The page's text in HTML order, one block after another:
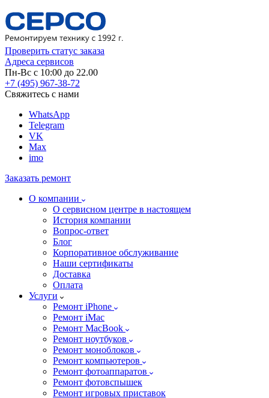
Проверить статус заказа
Адреса сервисов
Пн-Вс с 10:00 до 22.00
+7 (495) 967-38-72
Свяжитесь с нами
WhatsApp
Telegram
VK
Max
imo
Заказать ремонт
О компании
О сервисном центре в настоящем
История компании
Вопрос-ответ
Блог
Корпоративное обслуживание
Наши сертификаты
Доставка
Оплата
Услуги
Ремонт iPhone
Ремонт iMac
Ремонт MacBook
Ремонт ноутбуков
Ремонт моноблоков
Ремонт компьютеров
Ремонт фотоаппаратов
Ремонт фотовспышек
Ремонт игровых приставок